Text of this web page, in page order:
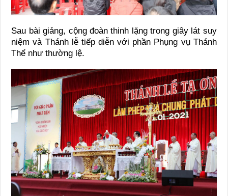
Sau bài giảng, cộng đoàn thinh lặng trong giây lát suy
niệm và Thánh lễ tiếp diễn với phần Phụng vụ Thánh
Thể như thường lệ.